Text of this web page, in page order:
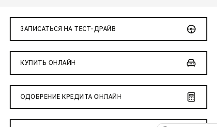
ЗАПИСАТЬСЯ НА ТЕСТ-ДРАЙВ
КУПИТЬ ОНЛАЙН
ОДОБРЕНИЕ КРЕДИТА ОНЛАЙН